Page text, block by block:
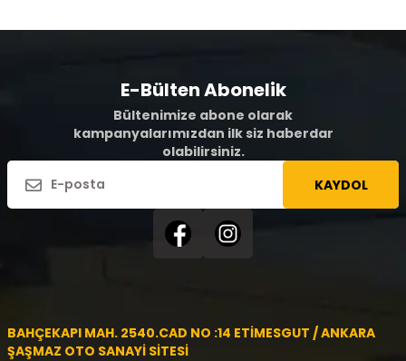
E-Bülten Abonelik
Bültenimize abone olarak
kampanyalarımızdan ilk siz haberdar
olabilirsiniz.
KAYDOL
BAHÇEKAPI MAH. 2540.CAD NO :14 ETİMESGUT / ANKARA
ŞAŞMAZ OTO SANAYİ SİTESİ